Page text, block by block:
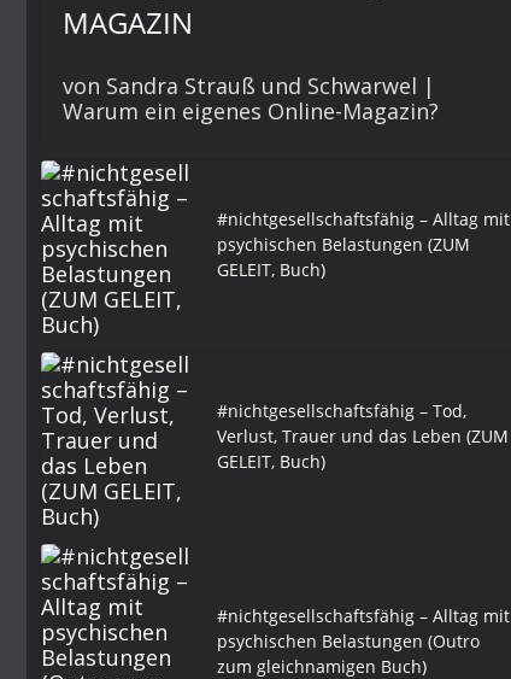
MAGAZIN
von Sandra Strauß und Schwarwel |
Warum ein eigenes Online-Magazin?
#nichtgesellschaftsfähig – Alltag mit
psychischen Belastungen (ZUM
GELEIT, Buch)
#nichtgesellschaftsfähig – Tod,
Verlust, Trauer und das Leben (ZUM
GELEIT, Buch)
#nichtgesellschaftsfähig – Alltag mit
psychischen Belastungen (Outro
zum gleichnamigen Buch)